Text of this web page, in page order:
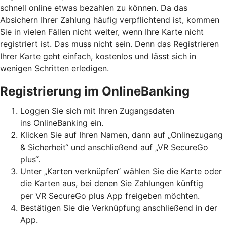
schnell online etwas bezahlen zu können. Da das
Absichern Ihrer Zahlung häufig verpflichtend ist, kommen
Sie in vielen Fällen nicht weiter, wenn Ihre Karte nicht
registriert ist. Das muss nicht sein. Denn das Registrieren
Ihrer Karte geht einfach, kostenlos und lässt sich in
wenigen Schritten erledigen.
Registrierung im OnlineBanking
Loggen Sie sich mit Ihren Zugangsdaten
ins OnlineBanking ein.
Klicken Sie auf Ihren Namen, dann auf „Onlinezugang
& Sicherheit“ und anschließend auf „VR SecureGo
plus“.
Unter „Karten verknüpfen“ wählen Sie die Karte oder
die Karten aus, bei denen Sie Zahlungen künftig
per VR SecureGo plus App freigeben möchten.
Bestätigen Sie die Verknüpfung anschließend in der
App.